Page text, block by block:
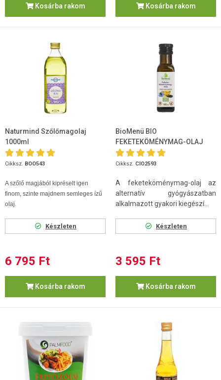
Kosárba rakom Kosárba rakom
Naturmind Szőlőmagolaj
1000ml
Cikksz. BOO543
A szőlő magjából kipréselt igen
finom, szinte majdnem semleges ízű
olaj.
Készleten
6 795 Ft
Kosárba rakom
BioMenü BIO
FEKETEKÖMÉNYMAG-OLAJ
100 ml
Cikksz. CIO2593
A feketeköménymag-olaj az
alternatív gyógyászatban
alkalmazott gyakori kiegészí...
Készleten
3 595 Ft
Kosárba rakom